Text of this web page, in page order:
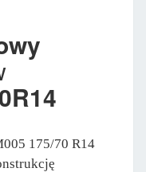
175/70 R14